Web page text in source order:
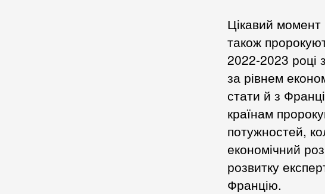
Цікавий момент
також
2022-2023 році
за рівнем
стати й з
країнам
потужностей,
економічний
розвитку
Францію.